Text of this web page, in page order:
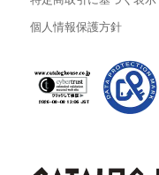
個人情報保護方針